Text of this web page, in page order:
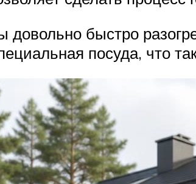
довольно быстро
посуда, что